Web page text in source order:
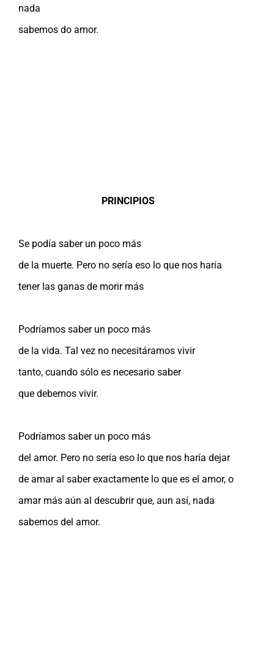
nada
sabemos do amor.
PRINCIPIOS
Se podía saber un poco más
de la muerte. Pero no sería eso lo que nos haría
tener las ganas de morir más
Podríamos saber un poco más
de la vida. Tal vez no necesitáramos vivir
tanto, cuando sólo es necesario saber
que debemos vivir.
Podríamos saber un poco más
del amor. Pero no sería eso lo que nos haría dejar
de amar al saber exactamente lo que es el amor, o
amar más aún al descubrir que, aun así, nada
sabemos del amor.